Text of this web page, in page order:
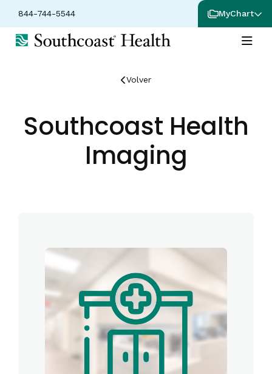
844-744-5544 MyChart
Volver
Southcoast Health
Imaging